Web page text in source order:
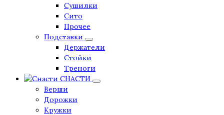
Сушилки
Сито
Прочее
Подставки
Держатели
Стойки
Треноги
СНАСТИ
Верши
Дорожки
Кружки